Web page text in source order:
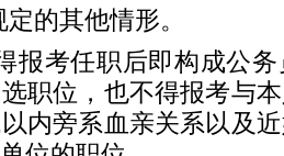
的其他情形。
报考任职后即构成公
职位，也不得报考与
内旁系血亲关系以及